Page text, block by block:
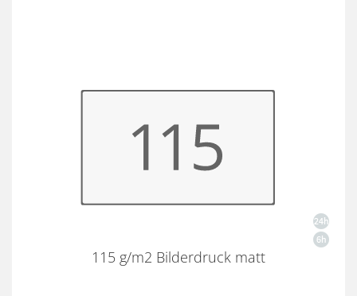
115 g/m2 Bilderdruck matt